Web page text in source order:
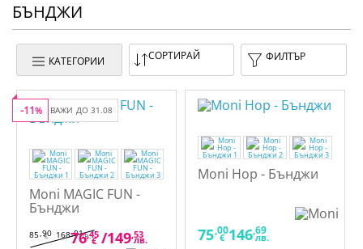
БЪНДЖИ
КАТЕГОРИИ СОРТИРАЙ ФИЛТЪР
ВАЖИ ДО 31.08
-11%
Moni MAGIC FUN -
Бънджи
85,90
€ 168,01лв.
76,45
€ /149,53
лв.
Moni Hop - Бънджи
75,00
€ 146,69
лв.